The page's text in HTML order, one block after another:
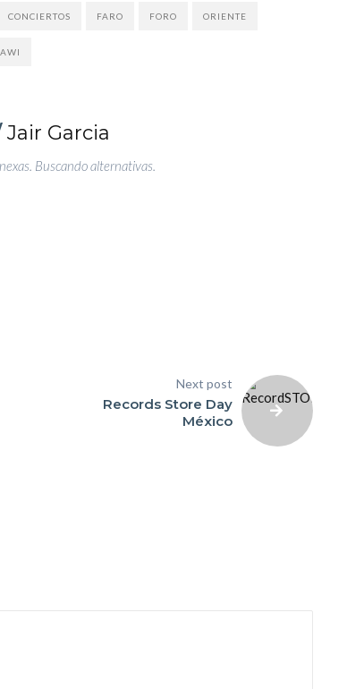
CONCIERTOS FARO FORO ORIENTE
Jair Garcia
Buscando alternativas.
Next post
Records Store Day
México